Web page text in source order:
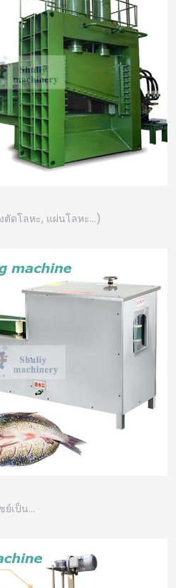
ตัดโลหะ, แผ่นโลหะ…)
ย์เป็น…